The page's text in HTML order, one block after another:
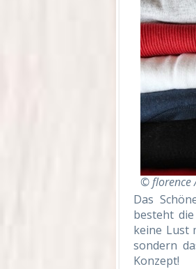
© florence
Das
besteht
keine Lust
sondern
Konzept!